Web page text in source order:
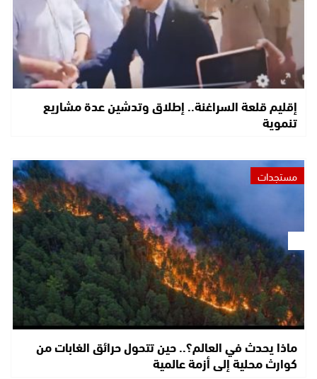
إقليم قلعة السراغنة.. إطلاق وتدشين عدة مشاريع
تنموية
مستجدات
ماذا يحدث في العالم؟.. حين تتحول حرائق الغابات من
كوارث محلية إلى أزمة عالمية